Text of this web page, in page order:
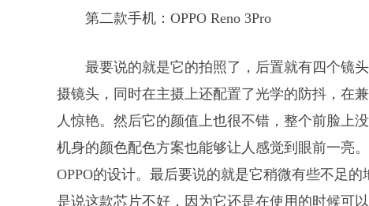
第二款手机：OPPO Reno 3Pro
最要说的就是它的拍照了，后置就有四个镜
摄镜头，同时在主摄上还配置了光学的防抖，在
人惊艳。然后它的颜值上也很不错，整个前脸上
机身的颜色配色方案也能够让人感觉到眼前一亮
OPPO的设计。最后要说的就是它稍微有些不足
是说这款芯片不好，因为它还是在使用的时候可